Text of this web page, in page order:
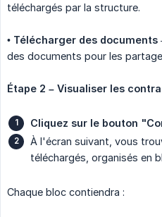
téléchargés par la structure.
• Télécharger des documents
des documents pour les
Étape 2 – Visualiser les
Cliquez sur le bouton
À l'écran suivant, vous
téléchargés, organisés en
Chaque bloc contiendra :